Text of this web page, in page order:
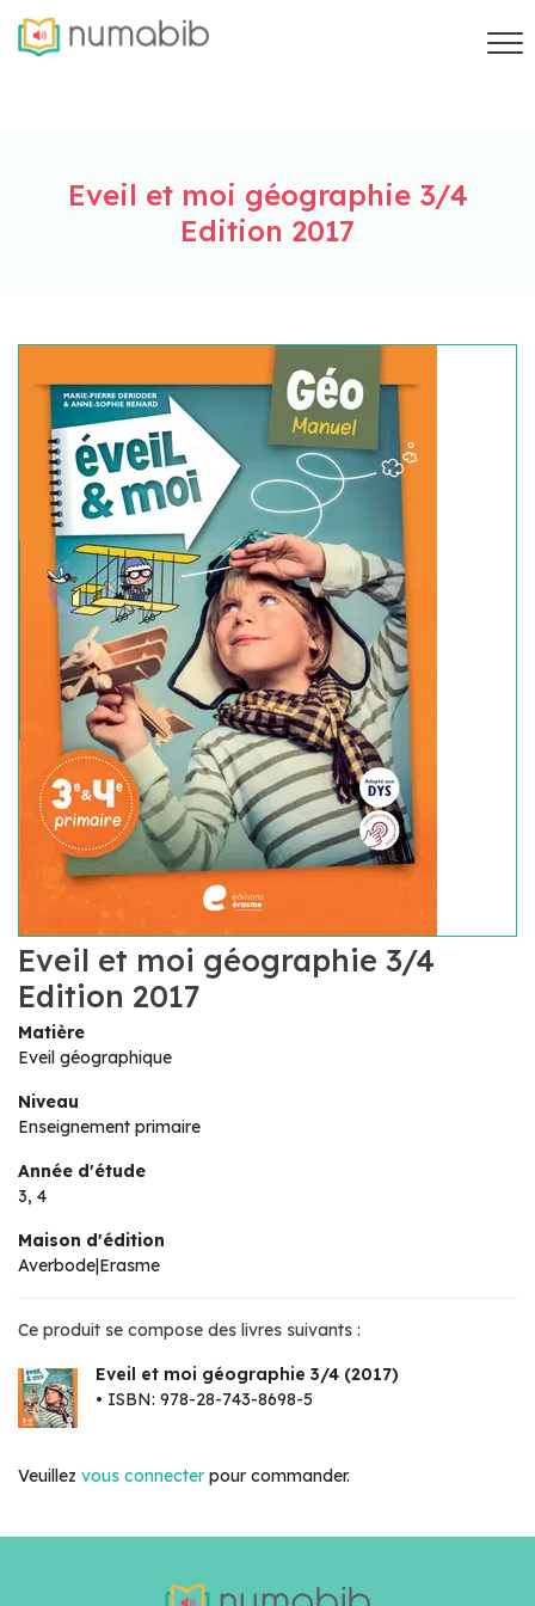
Eveil et moi géographie 3/4
Edition 2017
Eveil et moi géographie 3/4
Edition 2017
Matière
Eveil géographique
Niveau
Enseignement primaire
Année d'étude
3, 4
Maison d'édition
Averbode|Erasme
Ce produit se compose des livres suivants :
Eveil et moi géographie 3/4 (2017)
• ISBN: 978-28-743-8698-5
Veuillez vous connecter pour commander.